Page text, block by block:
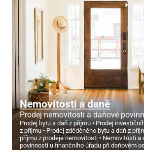
Nemovitosti a daně
Prodej nemovitosti a daňové
Prodej bytu a daň z příjmu
Prodej
z příjmu
Prodej zděděného bytu a daň z
příjmu z prodeje nemovitosti
Nemovitosti a
povinnosti u finančního úřadu při daňovém